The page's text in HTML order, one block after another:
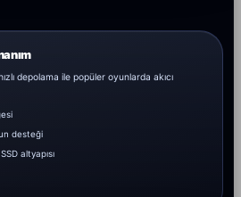
depolama ile popüler oyunlarda akıcı
desteği
altyapısı